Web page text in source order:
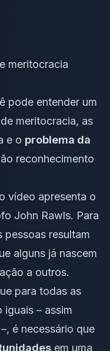
meritocracia
pode entender um
meritocracia, as
e o problema da
reconhecimento
vídeo apresenta o
John Rawls. Para
pessoas resultam
alguns já nascem
a outros.
para todas as
iguais – assim
é necessário que
em uma